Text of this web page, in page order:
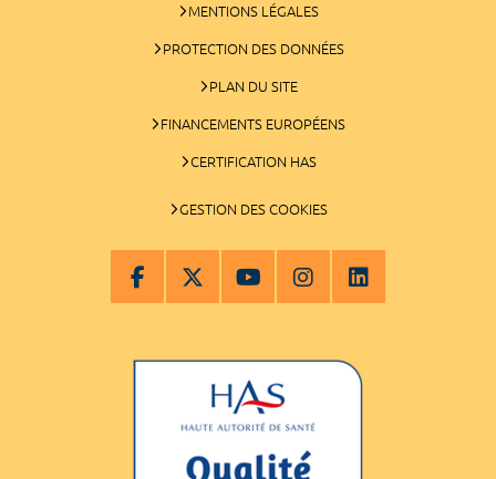
MENTIONS LÉGALES
PROTECTION DES DONNÉES
PLAN DU SITE
FINANCEMENTS EUROPÉENS
CERTIFICATION HAS
GESTION DES COOKIES